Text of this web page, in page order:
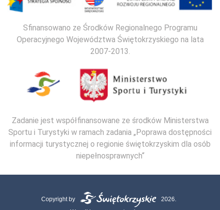
Sfinansowano ze Środków Regionalnego Programu
Operacyjnego Województwa Świętokrzyskiego na lata
2007-2013.
Zadanie jest współfinansowane ze środków Ministerstwa
Sportu i Turystyki w ramach zadania „Poprawa dostępności
informacji turystycznej o regionie świętokrzyskim dla osób
niepełnosprawnych“
Copyright by
2026.